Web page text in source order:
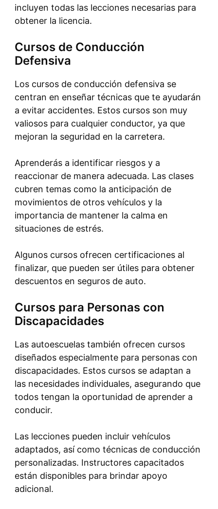
incluyen todas las lecciones necesarias para
obtener la licencia.
Cursos de Conducción
Defensiva
Los cursos de conducción defensiva se
centran en enseñar técnicas que te ayudarán
a evitar accidentes. Estos cursos son muy
valiosos para cualquier conductor, ya que
mejoran la seguridad en la carretera.
Aprenderás a identificar riesgos y a
reaccionar de manera adecuada. Las clases
cubren temas como la anticipación de
movimientos de otros vehículos y la
importancia de mantener la calma en
situaciones de estrés.
Algunos cursos ofrecen certificaciones al
finalizar, que pueden ser útiles para obtener
descuentos en seguros de auto.
Cursos para Personas con
Discapacidades
Las autoescuelas también ofrecen cursos
diseñados especialmente para personas con
discapacidades. Estos cursos se adaptan a
las necesidades individuales, asegurando que
todos tengan la oportunidad de aprender a
conducir.
Las lecciones pueden incluir vehículos
adaptados, así como técnicas de conducción
personalizadas. Instructores capacitados
están disponibles para brindar apoyo
adicional.